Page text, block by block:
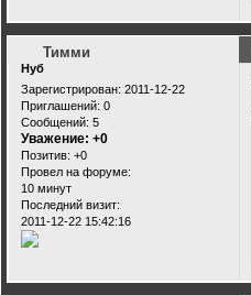
Тимми
Нуб
Зарегистрирован: 2011-12-22
Приглашений: 0
Сообщений: 5
Уважение: +0
Позитив: +0
Провел на форуме:
10 минут
Последний визит:
2011-12-22 15:42:16